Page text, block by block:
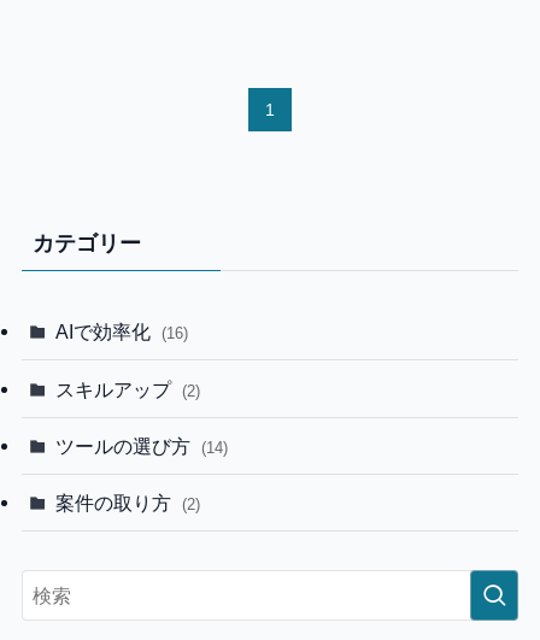
1
カテゴリー
AIで効率化 (16)
スキルアップ (2)
ツールの選び方 (14)
案件の取り方 (2)